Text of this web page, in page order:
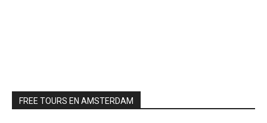
FREE TOURS EN AMSTERDAM